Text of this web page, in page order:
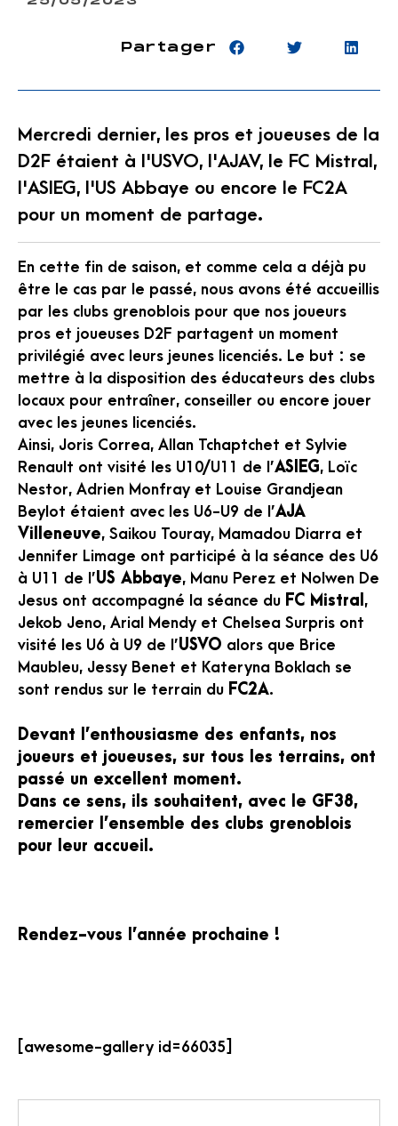
Partager
Mercredi dernier, les pros et joueuses de la
D2F étaient à l'USVO, l'AJAV, le FC Mistral,
l'ASIEG, l'US Abbaye ou encore le FC2A
pour un moment de partage.
En cette fin de saison, et comme cela a déjà pu
être le cas par le passé, nous avons été accueillis
par les clubs grenoblois pour que nos joueurs
pros et joueuses D2F partagent un moment
privilégié avec leurs jeunes licenciés. Le but : se
mettre à la disposition des éducateurs des clubs
locaux pour entraîner, conseiller ou encore jouer
avec les jeunes licenciés.
Ainsi, Joris Correa, Allan Tchaptchet et Sylvie
Renault ont visité les U10/U11 de l’ASIEG, Loïc
Nestor, Adrien Monfray et Louise Grandjean
Beylot étaient avec les U6-U9 de l’AJA
Villeneuve, Saikou Touray, Mamadou Diarra et
Jennifer Limage ont participé à la séance des U6
à U11 de l’US Abbaye, Manu Perez et Nolwen De
Jesus ont accompagné la séance du FC Mistral ,
Jekob Jeno, Arial Mendy et Chelsea Surpris ont
visité les U6 à U9 de l’USVO alors que Brice
Maubleu, Jessy Benet et Kateryna Boklach se
sont rendus sur le terrain du FC2A.
Devant l’enthousiasme des enfants, nos
joueurs et joueuses, sur tous les terrains, ont
passé un excellent moment.
Dans ce sens, ils souhaitent, avec le GF38,
remercier l’ensemble des clubs grenoblois
pour leur accueil.
Rendez-vous l’année prochaine !
[awesome-gallery id=66035]